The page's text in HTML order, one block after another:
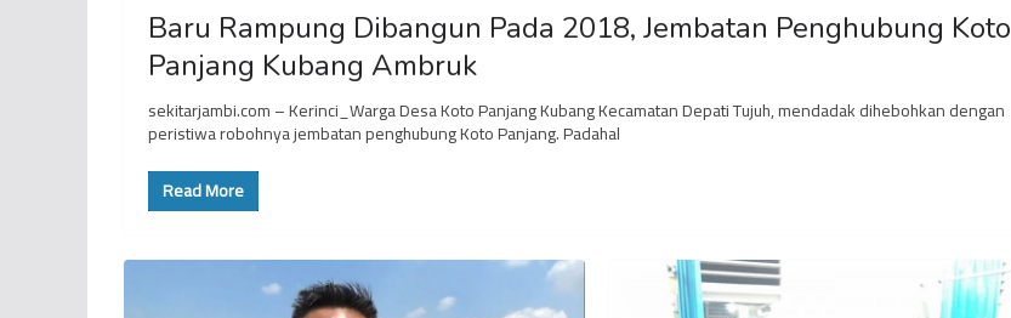
Baru Rampung Dibangun Pada 2018, Jembatan Penghubung Koto
Panjang Kubang Ambruk
sekitarjambi.com – Kerinci_Warga Desa Koto Panjang Kubang Kecamatan Depati Tujuh, mendadak dihebohkan dengan
peristiwa robohnya jembatan penghubung Koto Panjang. Padahal
Read More